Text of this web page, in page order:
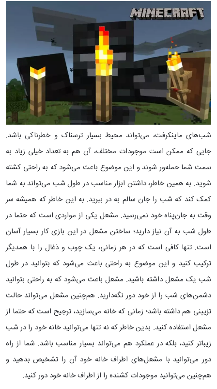
شب‌های ماینکرفت، می‌تواند محیط بسیار ترسناک و خطرناکی باشد.
جایی که ممکن است موجودات مختلف، آن هم به تعداد خیلی زیاد به
سمت شما حمله‌ور شوند و این موضوع باعث می‌شود که به راحتی کشته
شوید. به همین خاطر، داشتن ابزار مناسب در طول شب می‌تواند به شما
کمک کند که شب را جان سالم به در ببرید. به این خاطر که همیشه سر
وقت به جان‌پناه خود نمی‌رسید. مشعل یکی از مواردی است که حتما در
طول شب به آن نیاز دارید؛ ساختن مشعل در این بازی کار بسیار آسان
است. تنها کافی است که در هر زمانی، یک چوب و ذغال را با همدیگر
ترکیب کنید و این موضوع به راحتی باعث می‌شود که بتوانید در طول
شب یک مشعل داشته باشید. مشعل باعث می‌شود که به راحتی بتوانید
دشمن‌های شب را از خود دور نگه‌دارید. هم‌چنین مشعل می‌تواند حالت
تزیینی هم داشته باشد؛ زمانی که خانه می‌سازید، ترجیح است که حتما از
مشعل استفاده کنید. بدین خاطر که نه تنها می‌توانید خانه خود را در شب
زیباتر کنید، بلکه در عملکرد هم می‌تواند بسیار مناسب باشد. شما از راه
دور می‌توانید با مشعل‌‌های اطراف خانه خود آن را تشخیص بدهید و
هم‌چنین می‌توانید موجودات کشنده را از اطراف خانه خود دور کنید.